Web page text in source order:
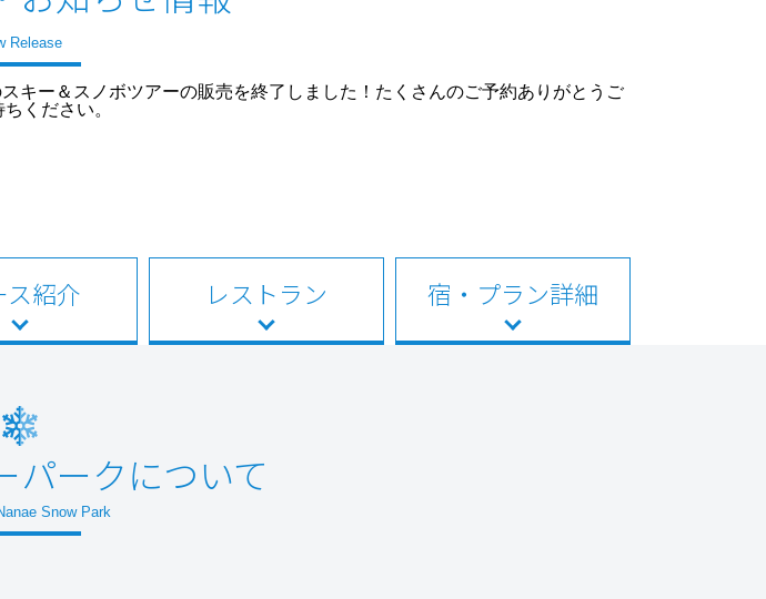
Release
キー＆スノボツアーの販売を終了しました！たくさんのご予約ありがとうご
ください。
ス紹介 レストラン 宿・プラン詳細
パークについて
Snow Park